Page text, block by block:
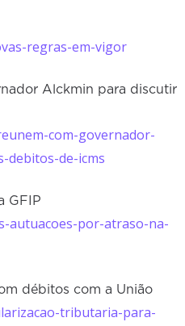
regras-em-vigor
Alckmin para discutir
com-governador-
debitos-de-icms
GFIP
autuacoes-por-atraso-na-
débitos com a União
tributaria-para-